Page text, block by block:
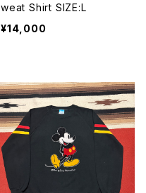
weat Shirt SIZE:L
¥14,000